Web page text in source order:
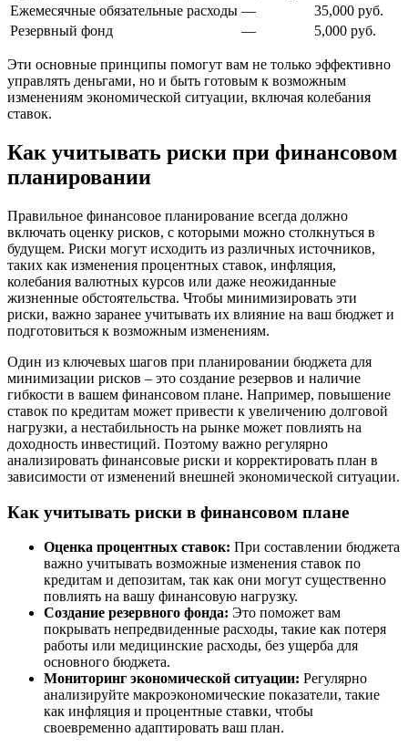
Ежемесячные обязательные расходы —
35,000 руб.
Резервный фонд
— 5,000 руб.
Эти основные принципы помогут вам не только эффективно
управлять деньгами, но и быть готовым к возможным
изменениям экономической ситуации, включая колебания
ставок.
Как учитывать риски при финансовом
планировании
Правильное финансовое планирование всегда должно
включать оценку рисков, с которыми можно столкнуться в
будущем. Риски могут исходить из различных источников,
таких как изменения процентных ставок, инфляция,
колебания валютных курсов или даже неожиданные
жизненные обстоятельства. Чтобы минимизировать эти
риски, важно заранее учитывать их влияние на ваш бюджет и
подготовиться к возможным изменениям.
Один из ключевых шагов при планировании бюджета для
минимизации рисков – это создание резервов и наличие
гибкости в вашем финансовом плане. Например, повышение
ставок по кредитам может привести к увеличению долговой
нагрузки, а нестабильность на рынке может повлиять на
доходность инвестиций. Поэтому важно регулярно
анализировать финансовые риски и корректировать план в
зависимости от изменений внешней экономической ситуации.
Как учитывать риски в финансовом плане
Оценка процентных ставок: При составлении бюджета
важно учитывать возможные изменения ставок по
кредитам и депозитам, так как они могут существенно
повлиять на вашу финансовую нагрузку.
Создание резервного фонда: Это поможет вам
покрывать непредвиденные расходы, такие как потеря
работы или медицинские расходы, без ущерба для
основного бюджета.
Мониторинг экономической ситуации: Регулярно
анализируйте макроэкономические показатели, такие
как инфляция и процентные ставки, чтобы
своевременно адаптировать ваш план.